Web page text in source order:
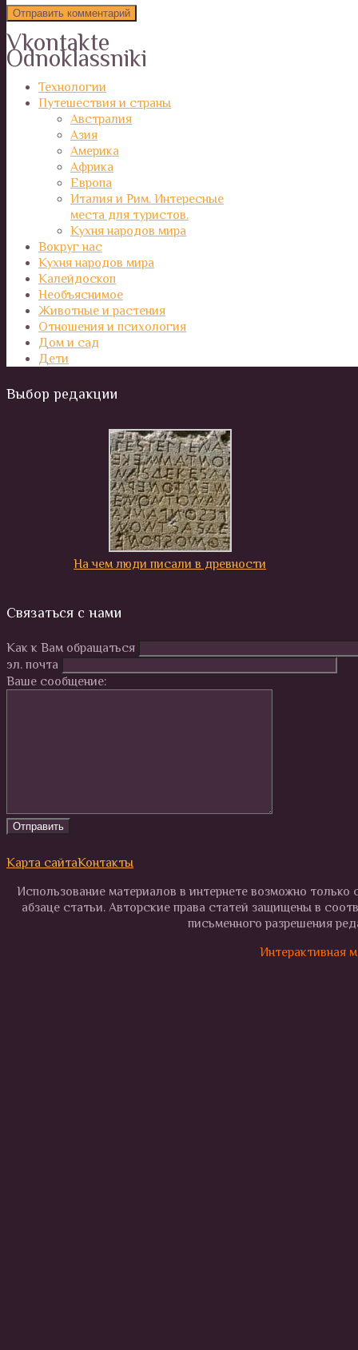
Vkontakte
Odnoklassniki
Технологии
Путешествия и страны
Австралия
Азия
Америка
Африка
Европа
Италия и Рим. Интересные
места для туристов.
Кухня народов мира
Вокруг нас
Кухня народов мира
Калейдоскоп
Необъяснимое
Животные и растения
Отношения и психология
Дом и сад
Дети
Выбор редакции
На чем люди писали в древности
Связаться с нами
Как к Вам обращаться
эл. почта
Ваше сообщение:
Карта сайтаКонтакты
Использование материалов в интернете возможно
абзаце статьи. Авторские права статей защищены в
письменного разрешения
Интерактивная